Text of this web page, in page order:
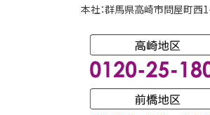
本社：群馬県高崎市問屋町西